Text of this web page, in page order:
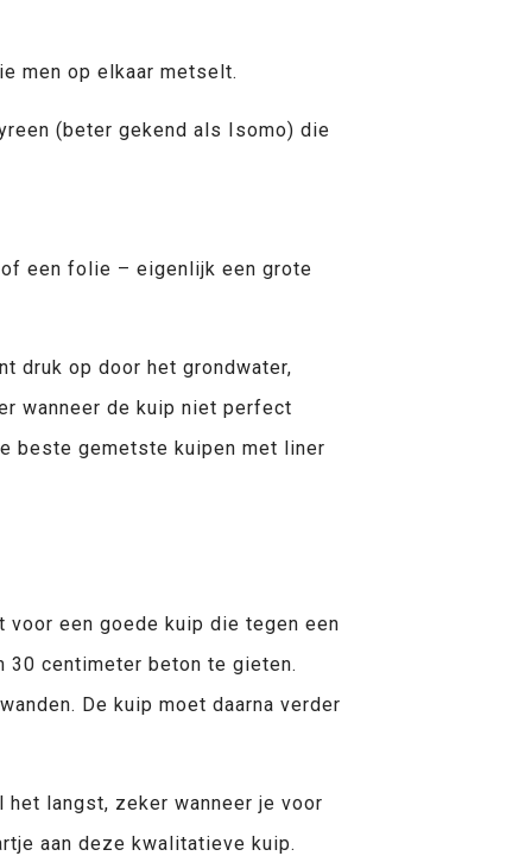
men op elkaar metselt.
(beter gekend als Isomo) die
een folie – eigenlijk een grote
druk op door het grondwater,
wanneer de kuip niet perfect
beste gemetste kuipen met liner
een goede kuip die tegen een
30 centimeter beton te gieten.
De kuip moet daarna verder
het langst, zeker wanneer je voor
aan deze kwalitatieve kuip.